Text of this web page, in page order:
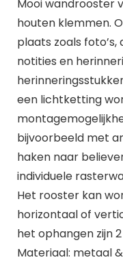
Mooi wandrooster
houten klemmen.
plaats zoals
notities en
een lichtketting
bijvoorbeeld met
haken naar
individuele
Het rooster kan
horizontaal of
het ophangen zijn
Materiaal: metaal